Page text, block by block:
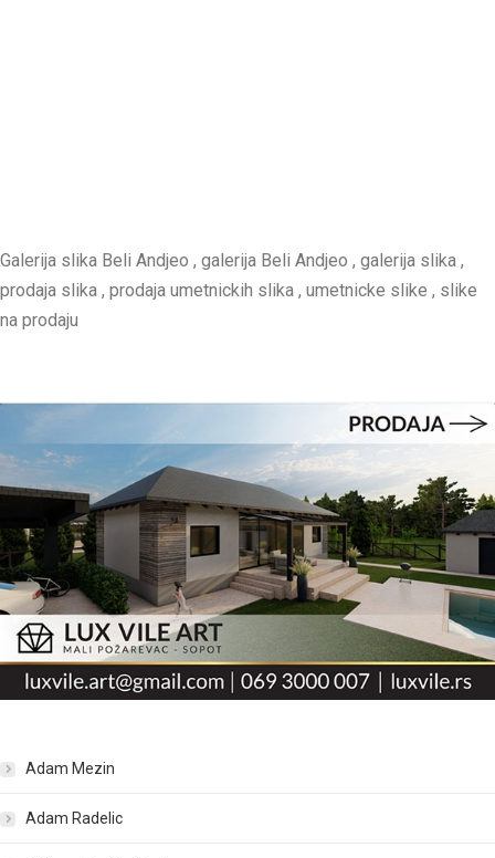
Galerija slika Beli Andjeo , galerija Beli Andjeo , galerija slika ,
prodaja slika , prodaja umetnickih slika , umetnicke slike , slike
na prodaju
Adam Mezin
Adam Radelic